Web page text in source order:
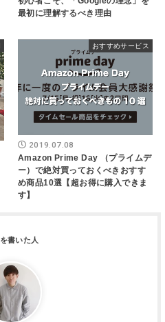
最初に理解するべき理由
おすすめサービス
2019.07.08
Amazon Prime Day （プライムデ
ー）で絶対買っておくべきおすす
め商品10選【超お得に購入できま
す】